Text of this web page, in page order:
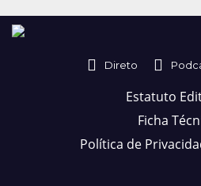
Direto
Estatuto
Ficha
Política de